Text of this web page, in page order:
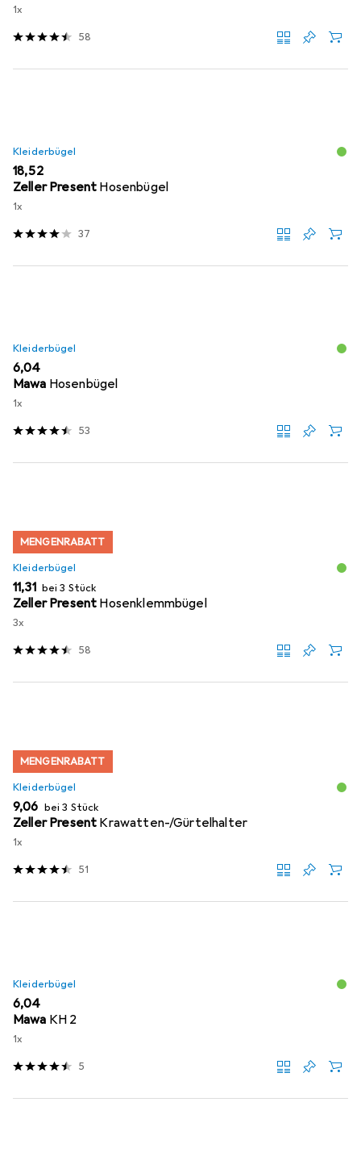
1x
58
Kleiderbügel
EUR
18,52
Zeller Present Hosenbügel
1x
37
Kleiderbügel
EUR
6,04
Mawa Hosenbügel
1x
53
MENGENRABATT
Kleiderbügel
EUR
11,31 bei 3 Stück
Zeller Present Hosenklemmbügel
3x
58
MENGENRABATT
Kleiderbügel
EUR
9,06 bei 3 Stück
Zeller Present Krawatten-/Gürtelhalter
1x
51
Kleiderbügel
EUR
6,04
Mawa KH 2
1x
5